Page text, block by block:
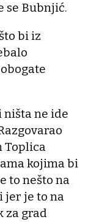
se Bubnjić.
bi iz
ništa ne ide
Toplica
kojima bi
to nešto na
jer je to na
za grad